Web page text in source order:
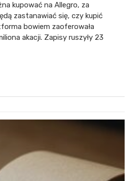
kupować na Allegro, za
zastanawiać się, czy kupić
bowiem zaoferowała
akacji. Zapisy ruszyły 23